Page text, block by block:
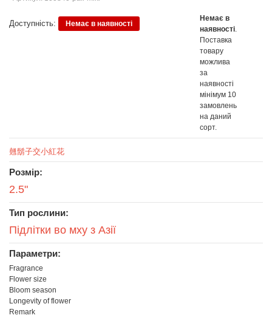
Доступність: Немає в наявності
Немає в
наявності.
Поставка
товару
можлива
за
наявності
мінімум 10
замовлень
на даний
сорт.
翹鬍子交小紅花
Розмір:
2.5"
Тип рослини:
Підлітки во мху з Азії
Параметри:
Fragrance
Flower size
Bloom season
Longevity of flower
Remark